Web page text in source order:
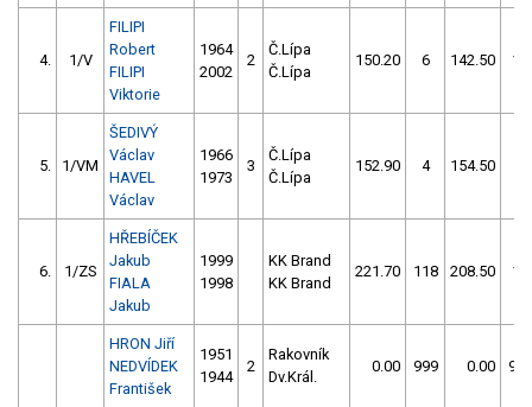
4. 1/V
FILIPI
Robert
FILIPI
Viktorie
1964
2002
2
Č.Lípa
Č.Lípa
150.20 6 142.50 14
5. 1/VM
ŠEDIVÝ
Václav
HAVEL
Václav
1966
1973
3
Č.Lípa
Č.Lípa
152.90 4 154.50
6. 1/ZS
HŘEBÍČEK
Jakub
FIALA
Jakub
1999
1998
KK Brand
KK Brand
221.70 118 208.50 10
HRON Jiří
NEDVÍDEK
František
1951
1944
2
Rakovník
Dv.Král.
0.00 999 0.00 999